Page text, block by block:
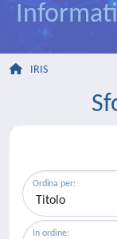
IRIS
Ordina per:
In ordine: